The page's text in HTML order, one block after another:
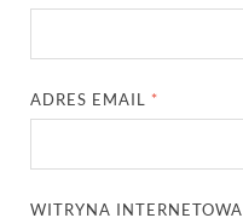
ADRES EMAIL *
WITRYNA INTERNETOWA